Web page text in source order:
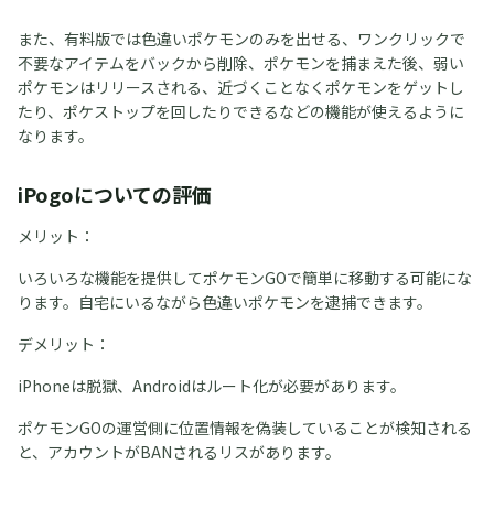
また、有料版では色違いポケモンのみを出せる、ワンクリックで
不要なアイテムをバックから削除、ポケモンを捕まえた後、弱い
ポケモンはリリースされる、近づくことなくポケモンをゲットし
たり、ポケストップを回したりできるなどの機能が使えるように
なります。
iPogoについての評価
メリット：
いろいろな機能を提供してポケモンGOで簡単に移動する可能にな
ります。自宅にいるながら色違いポケモンを逮捕できます。
デメリット：
iPhoneは脱獄、Androidはルート化が必要があります。
ポケモンGOの運営側に位置情報を偽装していることが検知される
と、アカウントがBANされるリスがあります。